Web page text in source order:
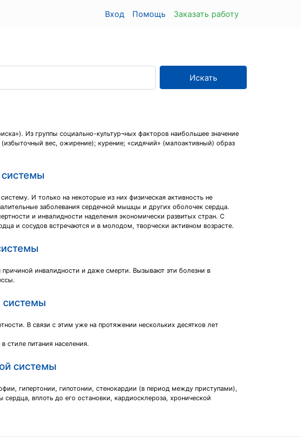
Вход Помощь Заказать работу
Искать
Из группы социально-культур¬ных факторов наибольшее значение
вес, ожирение); курение; «сидячий» (малоактивный) образ
И только на некоторые из них физическая активность не
заболевания сердечной мышцы и других оболочек сердца.
и инвалидности наделения экономически развитых стран. С
и сосудов встречаются и в молодом, творчески активном возрасте.
инвалидности и даже смерти. Вызывают эти болезни в
системы
В связи с этим уже на протяжении нескольких десятков лет
стиле питания населения.
системы
гипертонии, гипотонии, стенокардии (в период между приступами),
вплоть до его остановки, кардиосклероза, хронической